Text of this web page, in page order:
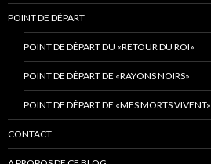
POINT DE DÉPART
POINT DE DÉPART DU «RETOUR DU ROI»
POINT DE DÉPART DE «RAYONS NOIRS»
POINT DE DÉPART DE «MES MORTS VIVENT»
CONTACT